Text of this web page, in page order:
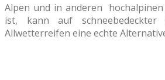
Alpen und in anderen
ist, kann auf schneebedeckter
Allwetterreifen eine echte